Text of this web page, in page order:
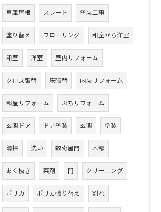
車庫屋根 スレート 塗装工事
塗り替え フローリング 和室から洋室
和室 洋室 室内リフォーム
クロス張替 床張替 内装リフォーム
部屋リフォーム ぷちリフォーム
玄関ドア ドア塗装 玄関 塗装
清掃 洗い 数奇屋門 木部
あく抜き 薬剤 門 クリーニング
ポリカ ポリカ張り替え 割れ